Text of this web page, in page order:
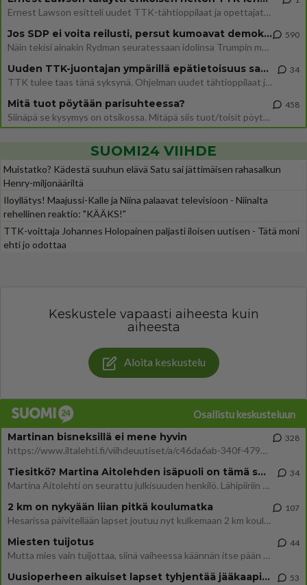
Ernest Lawson esitteli uudet TTK-tähtioppilaat ja opettajat torstaina 6.8. lehdistölle. Tulevalla kaudella on yksi hausk
Jos SDP ei voita reilusti, persut kumoavat demokratian Suomesta
Näin tekisi ainakin Rydman seuratessaan idolinsa Trumpin mallia https://www.is.fi/politiikka/art-2000012187244.html
590
Uuden TTK-juontajan ympärillä epätietoisuus sakenee - Nyt MTV hämmentää soppaa
TTK tulee taas tänä syksynä. Ohjelman uudet tähtioppilaat julkistetaan torstaina 6. elokuuta klo 14 alkavassa lehdistö
34
Mitä tuot pöytään parisuhteessa?
Siinäpä se kysymys on otsikossa. Mitäpä siis tuot/toisit pöytään parisuhteessa? Oletko mies vai nainen? Koetko sen mitä
458
SUOMI24 VIIHDE
Muistatko? Kädestä suuhun elävä Satu sai jättimäisen rahasalkun
Henry-miljonääriltä
Iloyllätys! Maajussi-Kalle ja Niina palaavat televisioon - Niinalta
rehellinen reaktio: "KÄÄKS!"
TTK-voittaja Johannes Holopainen paljasti iloisen uutisen - Tätä moni
ehti jo odottaa
Keskustele vapaasti aiheesta kuin
aiheesta
Aloita keskustelu
Osallistu keskusteluun
Martinan bisneksillä ei mene hyvin
https://www.iltalehti.fi/viihdeuutiset/a/c46da6ab-340f-4790-aaa7-0865eed2336 Yrityksen konkurssihakemus on tullut kärä
328
Tiesitkö? Martina Aitolehden isäpuoli on tämä suosittu laulaja
Martina Aitolehti on seurattu julkisuuden henkilö. Lähipiiriin mahtuu muitakin tunnettuja henkilöitä. Tiesitkö, että Ma
34
2 km on nykyään liian pitkä koulumatka
Hesarissa päivitellään lapset joutuu nyt kulkemaan 2 km kouluun jösses. Ruostefillarilla tuo matka menee vaikka miten äk
107
Miesten tuijotus
Mutta mies vain tuijottaa, siinä vaiheessa käännän itse pään pois. Mikä juttu? Yleensä jos joku tuijottaa tai katsoo, hä
44
Uusioperheen aikuiset lapset tyhjentää jääkaapin käydessään 53